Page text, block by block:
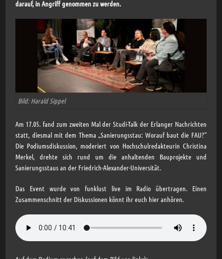
darauf, in Angriff genommen zu werden.
Bild: Harald Sippel
Am 17.05. fand zum zweiten Mal der Studi-Talk der Erlanger Nachrichten
statt, diesmal mit dem Thema „Sanierungsstau: Worauf baut die FAU?“
Die Podiumsdiskussion, moderiert von Hochschulredakteurin Christina
Merkel, drehte sich rund um die anhaltenden Bauprojekte und
Sanierungsstaus an der Friedrich-Alexander-Universität.
Das Event wurde von funklust live im Radio übertragen. Einen
Zusammenschnitt der Diskussionen könnt ihr euch hier anhören.